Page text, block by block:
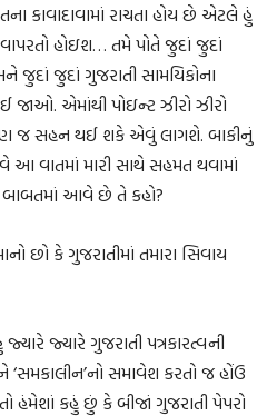
કાવાદાવામાં રાચતા હોય છે એટલે હું
હોઇશ… તમે પોતે જુદાં જુદાં
જુદાં જુદાં ગુજરાતી સામયિકોના
એમાંથી પોઇન્ટ ઝીરો ઝીરો
જ સહન થઈ શકે એવું લાગશે. બાકીનું
વાતમાં મારી સાથે સહમત થવામાં
આવે છે તે કહો?
છો કે ગુજરાતીમાં તમારા સિવાય
જ્યારે ગુજરાતી પત્રકારત્વની
‘સમકાલીન’નો સમાવેશ કરતો જ હોંઉ
કહું છું કે બીજાં ગુજરાતી પેપરો